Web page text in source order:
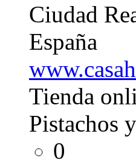
Ciudad
España
Tienda
Pistachos
0